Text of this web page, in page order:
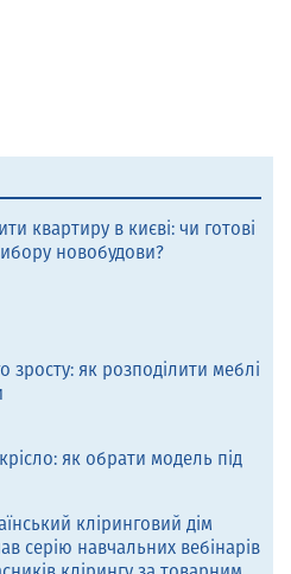
квартиру в києві: чи готові
новобудови?
зросту: як розподілити меблі
як обрати модель під
кліринговий дім
серію навчальних вебінарів